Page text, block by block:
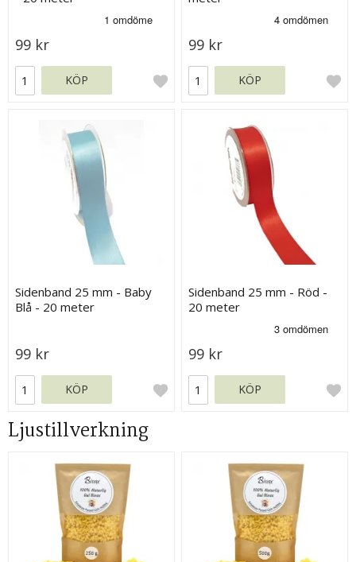
99 kr
KÖP
99 kr
KÖP
Sidenband 25 mm - Baby
Blå - 20 meter
99 kr
KÖP
Sidenband 25 mm - Röd -
20 meter
99 kr
KÖP
Ljustillverkning